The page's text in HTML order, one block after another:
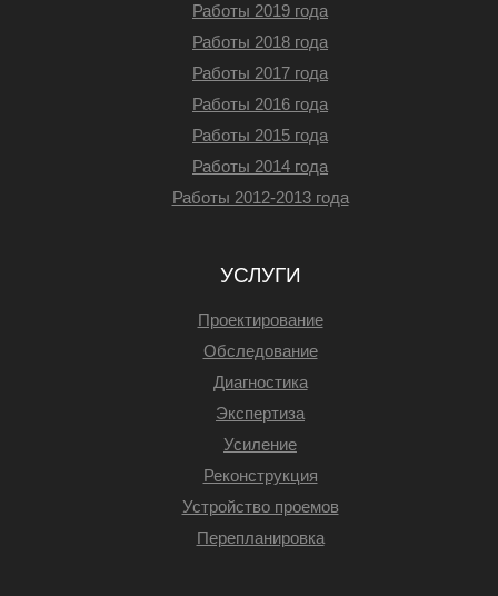
Работы 2019 года
Работы 2018 года
Работы 2017 года
Работы 2016 года
Работы 2015 года
Работы 2014 года
Работы 2012-2013 года
УСЛУГИ
Проектирование
Обследование
Диагностика
Экспертиза
Усиление
Реконструкция
Устройство проемов
Перепланировка